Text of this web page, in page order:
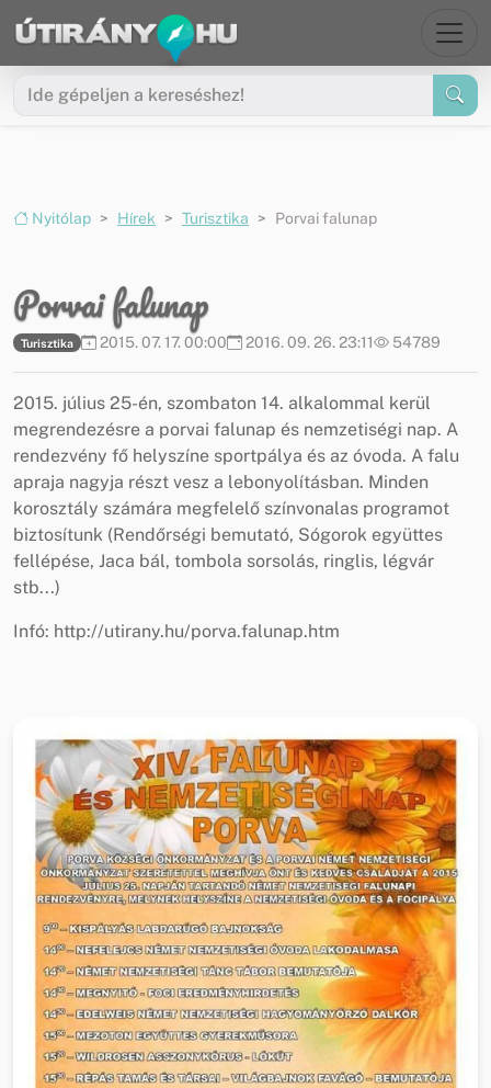
Ugrás a menüre
Ugrás a tartalomra
Nyitólap Hírek Turisztika Porvai falunap
Porvai falunap
Turisztika 2015. 07. 17. 00:00 2016. 09. 26. 23:11 54789
2015. július 25-én, szombaton 14. alkalommal kerül
megrendezésre a porvai falunap és nemzetiségi nap. A
rendezvény fő helyszíne sportpálya és az óvoda. A falu
apraja nagyja részt vesz a lebonyolításban. Minden
korosztály számára megfelelő színvonalas programot
biztosítunk (Rendőrségi bemutató, Sógorok együttes
fellépése, Jaca bál, tombola sorsolás, ringlis, légvár
stb...)
Infó: http://utirany.hu/porva.falunap.htm